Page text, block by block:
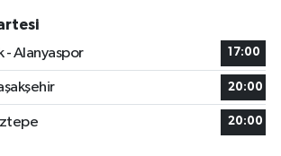
- Alanyaspor
17:00
20:00
20:00